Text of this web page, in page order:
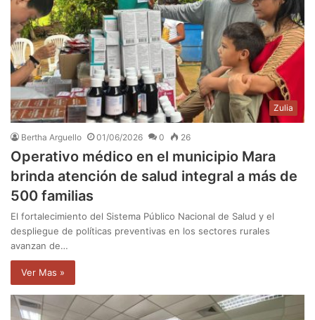
Zulia
Bertha Arguello 01/06/2026 0 26
Operativo médico en el municipio Mara
brinda atención de salud integral a más de
500 familias
El fortalecimiento del Sistema Público Nacional de Salud y el
despliegue de políticas preventivas en los sectores rurales
avanzan de…
Ver Mas »